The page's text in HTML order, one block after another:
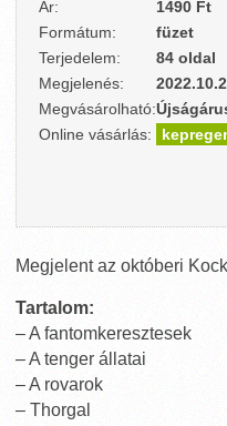
Ár:
1490 Ft
Formátum:
füzet
Terjedelem:
84 oldal
Megjelenés:
Megvásárolható:
Online vásárlás:
Megjelent az októberi
Tartalom:
– A fantomkeresztesek
– A tenger állatai
– A rovarok
– Thorgal